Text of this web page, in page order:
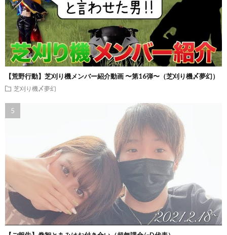
【荒野行動】芝刈り機メンバー紹介動画 〜第16弾〜（芝刈り機〆夢幻）
芝刈り機〆夢幻